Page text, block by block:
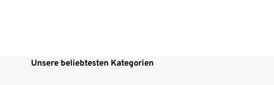
Unsere beliebtesten Kategorien